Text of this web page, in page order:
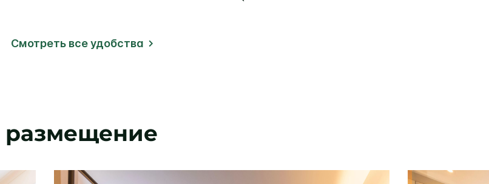
Смотреть все удобства
размещение